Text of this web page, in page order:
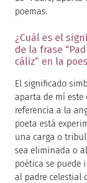
poemas.
¿Cuál es el
de la frase
cáliz” en la
El significado
aparta de mí este
referencia a la
poeta está
una carga o
sea eliminada o
poética se puede
al padre celestial